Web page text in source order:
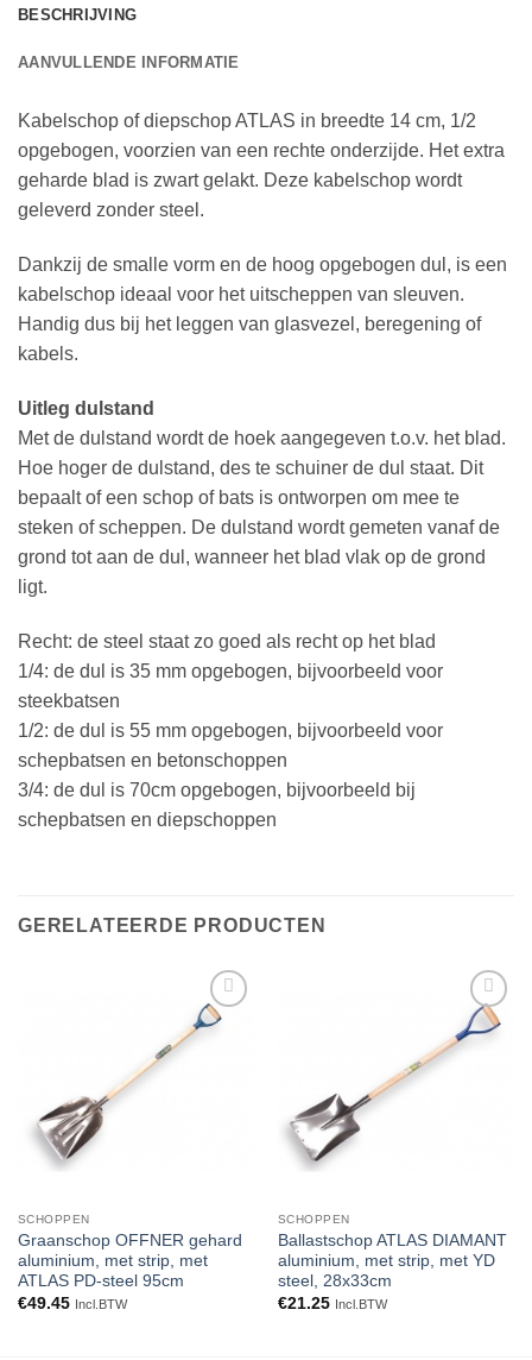
BESCHRIJVING
AANVULLENDE INFORMATIE
Kabelschop of diepschop ATLAS in breedte 14 cm, 1/2
opgebogen, voorzien van een rechte onderzijde. Het extra
geharde blad is zwart gelakt. Deze kabelschop wordt
geleverd zonder steel.
Dankzij de smalle vorm en de hoog opgebogen dul, is een
kabelschop ideaal voor het uitscheppen van sleuven.
Handig dus bij het leggen van glasvezel, beregening of
kabels.
Uitleg dulstand
Met de dulstand wordt de hoek aangegeven t.o.v. het blad.
Hoe hoger de dulstand, des te schuiner de dul staat. Dit
bepaalt of een schop of bats is ontworpen om mee te
steken of scheppen. De dulstand wordt gemeten vanaf de
grond tot aan de dul, wanneer het blad vlak op de grond
ligt.
Recht: de steel staat zo goed als recht op het blad
1/4: de dul is 35 mm opgebogen, bijvoorbeeld voor
steekbatsen
1/2: de dul is 55 mm opgebogen, bijvoorbeeld voor
schepbatsen en betonschoppen
3/4: de dul is 70cm opgebogen, bijvoorbeeld bij
schepbatsen en diepschoppen
GERELATEERDE PRODUCTEN
Toevoegen
aan
verlanglijst
SCHOPPEN
Graanschop OFFNER gehard
aluminium, met strip, met
ATLAS PD-steel 95cm
€49.45 Incl.BTW
Toevoegen
aan
verlanglijst
SCHOPPEN
Ballastschop ATLAS DIAMANT
aluminium, met strip, met YD
steel, 28x33cm
€21.25 Incl.BTW